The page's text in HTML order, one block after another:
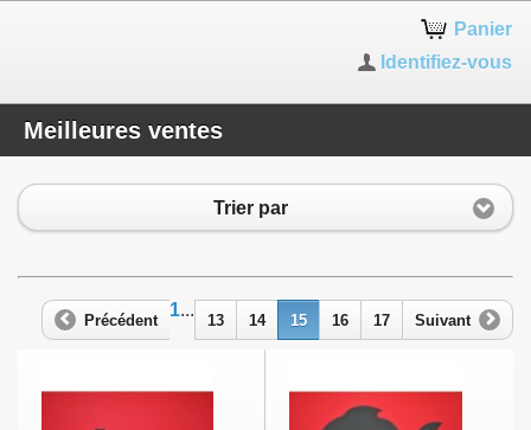
Panier
Identifiez-vous
Meilleures ventes
Trier par
Précédent
1...
13 14 15 16 17 Suivant